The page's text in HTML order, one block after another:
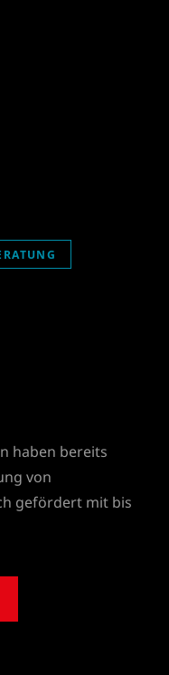
haben bereits
von
gefördert mit bis